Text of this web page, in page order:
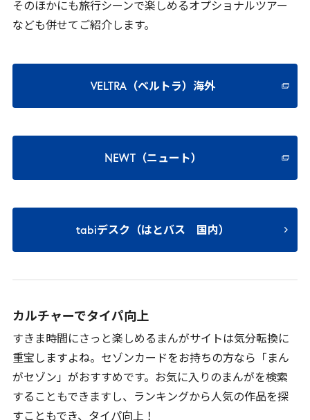
そのほかにも旅行シーンで楽しめるオプショナルツアー
なども併せてご紹介します。
VELTRA（ベルトラ）海外
NEWT（ニュート）
tabiデスク（はとバス 国内）
カルチャーでタイパ向上
すきま時間にさっと楽しめるまんがサイトは気分転換に
重宝しますよね。セゾンカードをお持ちの方なら「まん
がセゾン」がおすすめです。お気に入りのまんがを検索
することもできますし、ランキングから人気の作品を探
すこともでき、タイパ向上！